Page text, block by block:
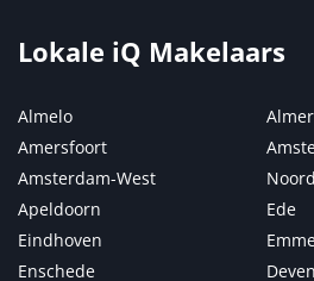
Lokale iQ Makelaars
Almelo
Amersfoort
Amsterdam-West
Apeldoorn
Ede
Eindhoven
Enschede